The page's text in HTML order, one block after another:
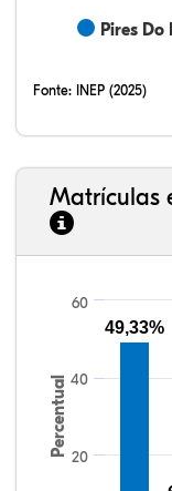
Pires Do
Fonte: INEP (2025)
Matrículas
Percentual 20
40
60
49,33%
24,18%
6,98%
0,91%
67,29%
0,15%
0,48%
33,06%
7,95%
0,46%
55,81%
1,22%
1,50%